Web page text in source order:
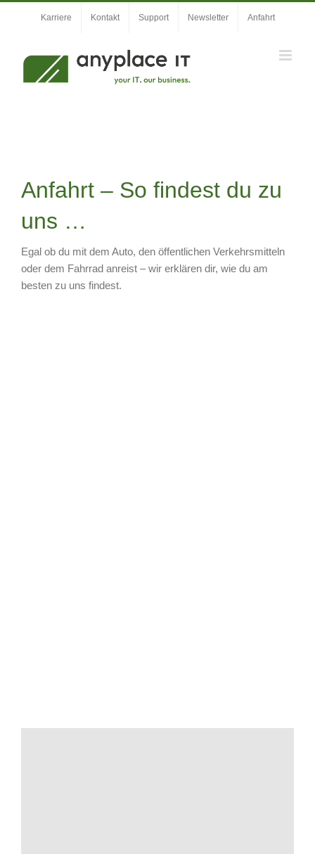
Karriere Kontakt Support Newsletter Anfahrt
Anfahrt – So findest du zu
uns …
Egal ob du mit dem Auto, den öffentlichen Verkehrsmitteln
oder dem Fahrrad anreist – wir erklären dir, wie du am
besten zu uns findest.